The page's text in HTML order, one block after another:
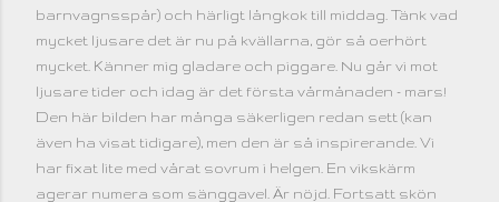
barnvagnsspår) och härligt långkok till middag. Tänk vad
mycket ljusare det är nu på kvällarna, gör så oerhört
mycket. Känner mig gladare och piggare. Nu går vi mot
ljusare tider och idag är det första vårmånaden - mars!
Den här bilden har många säkerligen redan sett (kan
även ha visat tidigare), men den är så inspirerande. Vi
har fixat lite med vårat sovrum i helgen. En vikskärm
agerar numera som sänggavel. Är nöjd. Fortsatt skön